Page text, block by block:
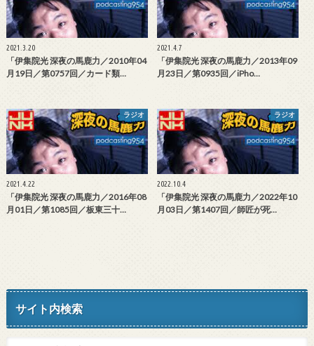
2021.3.20
「伊集院光 深夜の馬鹿力／2010年04
月19日／第0757回／カード類…
2021.4.7
「伊集院光 深夜の馬鹿力／2013年09
月23日／第0935回／iPho…
ラジオ
2021.4.22
「伊集院光 深夜の馬鹿力／2016年08
月01日／第1085回／板東三十…
ラジオ
2022.10.4
「伊集院光 深夜の馬鹿力／2022年10
月03日／第1407回／師匠が死…
サイト内検索